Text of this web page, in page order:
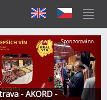
- AKORD -
Další
Sponzorováno